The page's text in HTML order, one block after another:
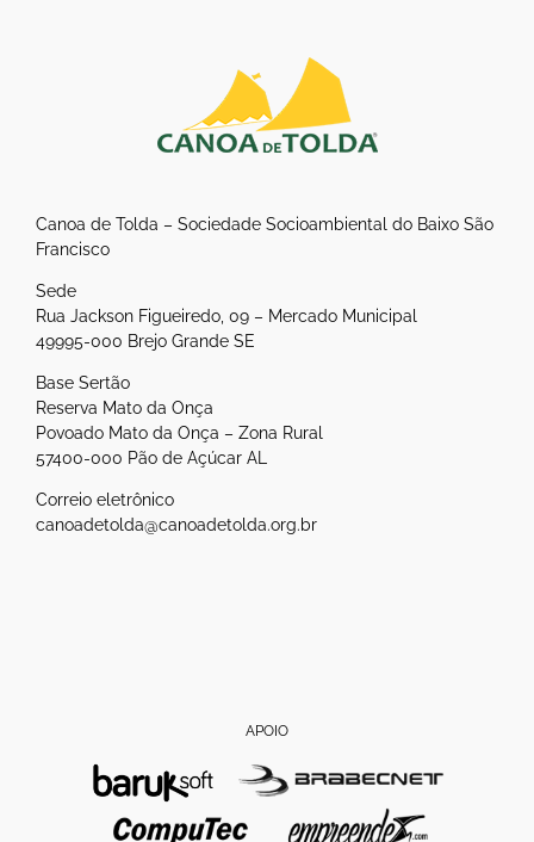
Canoa de Tolda – Sociedade Socioambiental do Baixo São
Francisco
Sede
Rua Jackson Figueiredo, 09 – Mercado Municipal
49995-000 Brejo Grande SE
Base Sertão
Reserva Mato da Onça
Povoado Mato da Onça – Zona Rural
57400-000 Pão de Açúcar AL
Correio eletrônico
canoadetolda@canoadetolda.org.br
APOIO